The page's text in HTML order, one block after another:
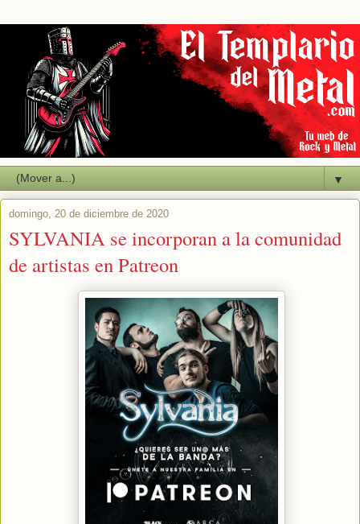
▼
domingo, 20 de diciembre de 2020
SYLVANIA se incorporan a la comunidad
de artistas en Patreon